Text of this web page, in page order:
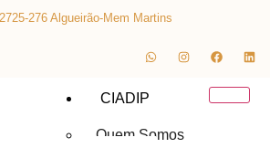
276 Algueirão-Mem Martins
CIADIP
Quem Somos